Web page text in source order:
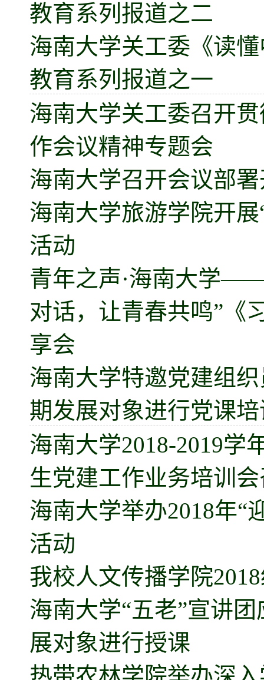
教育系列报道之二
海南大学关工委《读
教育系列报道之一
海南大学关工委召开
作会议精神专题会
海南大学召开会议部
海南大学旅游学院开
活动
青年之声·海南大学
对话，让青春共鸣”《
享会
海南大学特邀党建组
期发展对象进行党课
海南大学2018-2019学
生党建工作业务培训
海南大学举办2018年“
活动
我校人文传播学院
海南大学“五老”宣讲
展对象进行授课